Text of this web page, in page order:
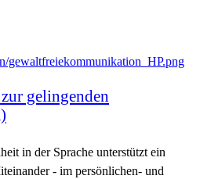
gelingenden
in der Sprache unterstützt ein
- im persönlichen- und